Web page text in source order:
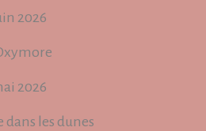
2026
2026
dans les dunes